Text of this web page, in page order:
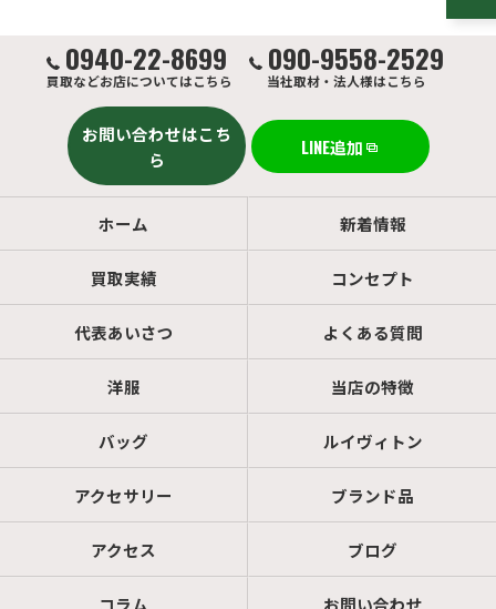
0940-22-8699
買取などお店についてはこちら
090-9558-2529
当社取材・法人様はこちら
お問い合わせはこち
ら
LINE追加
ホーム 新着情報
買取実績 コンセプト
代表あいさつ よくある質問
洋服 当店の特徴
バッグ ルイヴィトン
アクセサリー ブランド品
アクセス ブログ
コラム お問い合わせ